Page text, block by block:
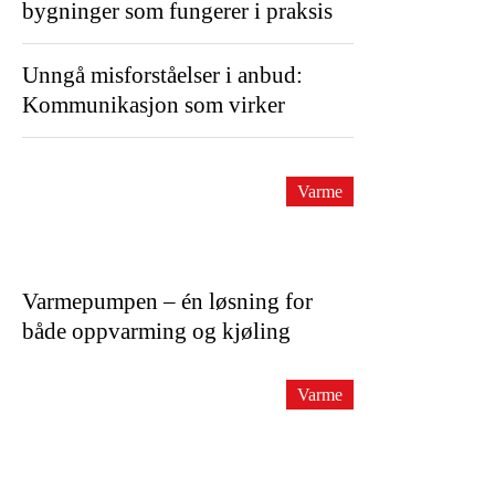
bygninger som fungerer i praksis
Unngå misforståelser i anbud:
Kommunikasjon som virker
Varmepumpen – én løsning for
både oppvarming og kjøling
Varme
Varme